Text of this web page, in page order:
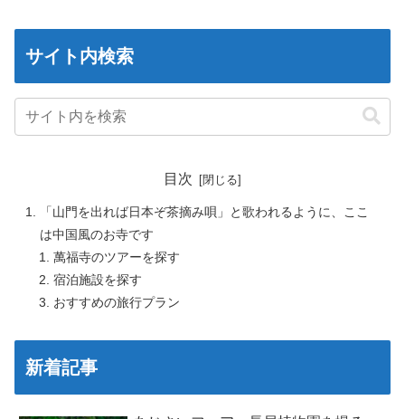
サイト内検索
目次
「山門を出れば日本ぞ茶摘み唄」と歌われるように、ここ
は中国風のお寺です
萬福寺のツアーを探す
宿泊施設を探す
おすすめの旅行プラン
新着記事